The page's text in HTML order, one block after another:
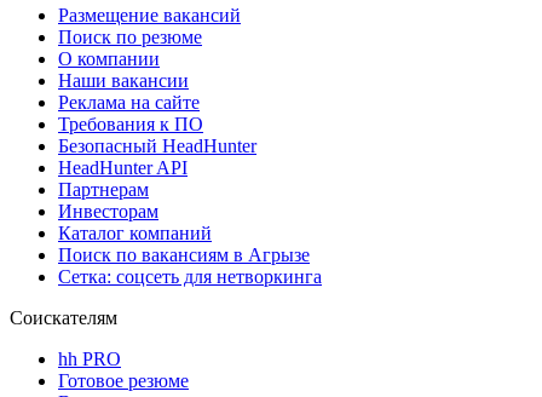
Размещение вакансий
Поиск по резюме
О компании
Наши вакансии
Реклама на сайте
Требования к ПО
Безопасный HeadHunter
HeadHunter API
Партнерам
Инвесторам
Каталог компаний
Поиск по вакансиям в Агрызе
Сетка: соцсеть для нетворкинга
Соискателям
hh PRO
Готовое резюме